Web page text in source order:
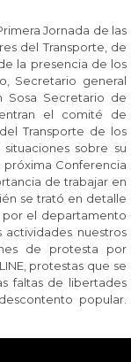
Jornada de las
del Transporte, de
la presencia de los
Secretario general
Sosa Secretario de
el comité de
Transporte de los
sobre su
próxima Conferencia
de trabajar en
se trató en detalle
por el departamento
nuestros
de protesta por
protestas que se
faltas de libertades
popular.